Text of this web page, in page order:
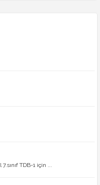
TDB-1 için ...